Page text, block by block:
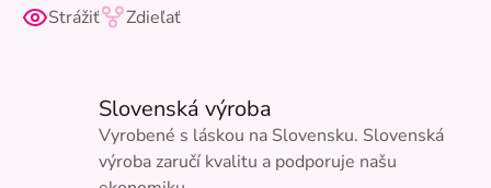
Strážiť Zdieľať
Slovenská výroba
Vyrobené s láskou na Slovensku. Slovenská
výroba zaručí kvalitu a podporuje našu